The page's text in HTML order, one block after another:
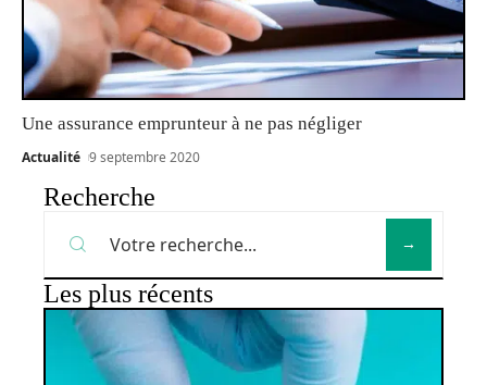
Une assurance emprunteur à ne pas négliger
Actualité 9 septembre 2020
Recherche
Les plus récents